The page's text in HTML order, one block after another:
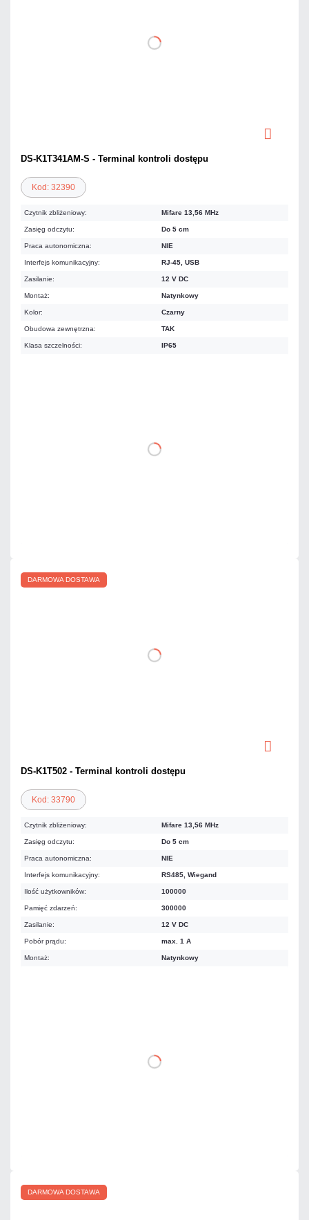
DS-K1T341AM-S - Terminal kontroli dostępu
Kod: 32390
Czytnik zbliżeniowy: Mifare 13,56 MHz
Zasięg odczytu: Do 5 cm
Praca autonomiczna: NIE
Interfejs komunikacyjny: RJ-45, USB
Zasilanie: 12 V DC
Montaż: Natynkowy
Kolor: Czarny
Obudowa zewnętrzna: TAK
Klasa szczelności: IP65
DO KOSZYKA
DARMOWA DOSTAWA
DS-K1T502 - Terminal kontroli dostępu
Kod: 33790
Czytnik zbliżeniowy: Mifare 13,56 MHz
Zasięg odczytu: Do 5 cm
Praca autonomiczna: NIE
Interfejs komunikacyjny: RS485, Wiegand
Ilość użytkowników: 100000
Pamięć zdarzeń: 300000
Zasilanie: 12 V DC
Pobór prądu: max. 1 A
Montaż: Natynkowy
DO KOSZYKA
DARMOWA DOSTAWA